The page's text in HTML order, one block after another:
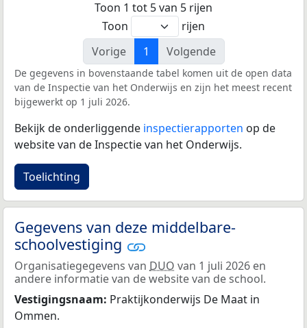
Toon 1 tot 5 van 5 rijen
Toon
rijen
Vorige
1 Volgende
De gegevens in bovenstaande tabel komen uit de open data
van de Inspectie van het Onderwijs en zijn het meest recent
bijgewerkt op 1 juli 2026.
Bekijk de onderliggende inspectierapporten op de
website van de Inspectie van het Onderwijs.
Toelichting
Gegevens van deze middelbare-
schoolvestiging
Organisatiegegevens van DUO van 1 juli 2026 en
andere informatie van de website van de school.
Vestigingsnaam: Praktijkonderwijs De Maat in
Ommen.